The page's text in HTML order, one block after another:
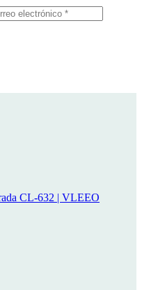
CL-632 | VLEEO